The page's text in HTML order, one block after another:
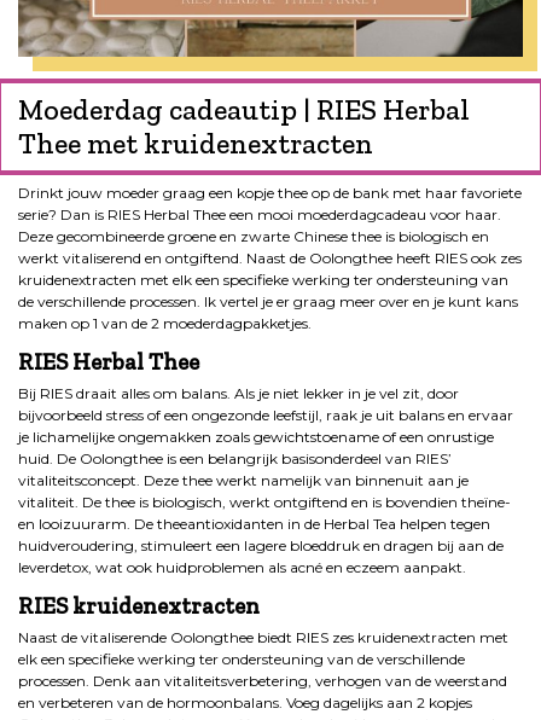
Moederdag cadeautip | RIES Herbal
Thee met kruidenextracten
Drinkt jouw moeder graag een kopje thee op de bank met haar favoriete
serie? Dan is RIES Herbal Thee een mooi moederdagcadeau voor haar.
Deze gecombineerde groene en zwarte Chinese thee is biologisch en
werkt vitaliserend en ontgiftend. Naast de Oolongthee heeft RIES ook zes
kruidenextracten met elk een specifieke werking ter ondersteuning van
de verschillende processen. Ik vertel je er graag meer over en je kunt kans
maken op 1 van de 2 moederdagpakketjes.
RIES Herbal Thee
Bij RIES draait alles om balans. Als je niet lekker in je vel zit, door
bijvoorbeeld stress of een ongezonde leefstijl, raak je uit balans en ervaar
je lichamelijke ongemakken zoals gewichtstoename of een onrustige
huid. De Oolongthee is een belangrijk basisonderdeel van RIES’
vitaliteitsconcept. Deze thee werkt namelijk van binnenuit aan je
vitaliteit. De thee is biologisch, werkt ontgiftend en is bovendien theïne-
en looizuurarm. De theeantioxidanten in de Herbal Tea helpen tegen
huidveroudering, stimuleert een lagere bloeddruk en dragen bij aan de
leverdetox, wat ook huidproblemen als acné en eczeem aanpakt.
RIES kruidenextracten
Naast de vitaliserende Oolongthee biedt RIES zes kruidenextracten met
elk een specifieke werking ter ondersteuning van de verschillende
processen. Denk aan vitaliteitsverbetering, verhogen van de weerstand
en verbeteren van de hormoonbalans. Voeg dagelijks aan 2 kopjes